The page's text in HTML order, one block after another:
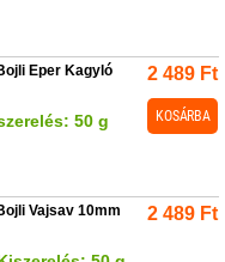
Eper Kagyló
50 g
2 489 Ft
KOSÁRBA
Vajsav 10mm
2 489 Ft